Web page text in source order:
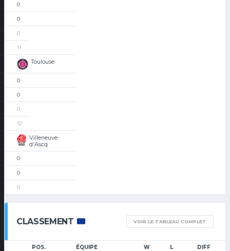
0
0
0
11
Toulouse
0
0
0
12
Villeneuve
d'Ascq
0
0
0
CLASSEMENT VOIR LE TABLEAU COMPLET
POS. ÉQUIPE W L DIFF